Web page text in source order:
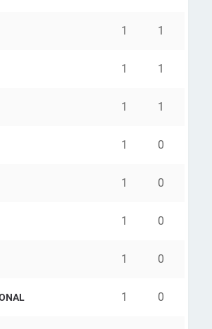
1 1
1 1
1 1
1 0
1 0
1 0
1 0
1 0